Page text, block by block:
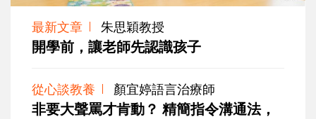
最新文章 朱思穎教授
開學前，讓老師先認識孩子
從心談教養 顏宜婷語言治療師
非要大聲罵才肯動？ 精簡指令溝通法，